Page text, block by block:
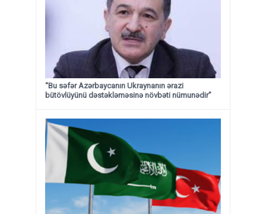
“Bu səfər Azərbaycanın Ukraynanın ərazi
bütövlüyünü dəstəkləməsinə növbəti nümunədir”